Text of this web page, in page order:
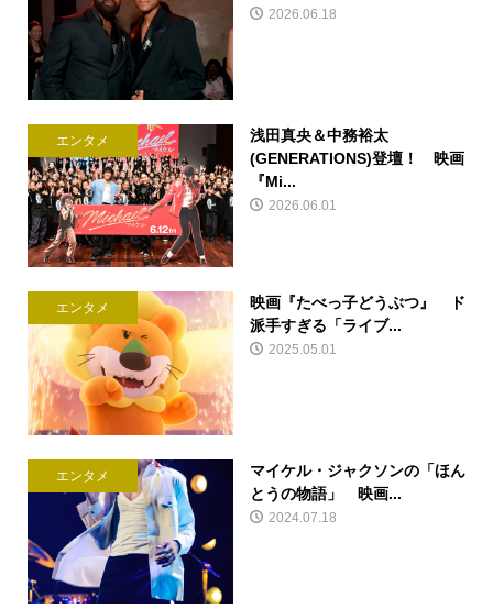
2026.06.18
エンタメ
浅田真央＆中務裕太
(GENERATIONS)登壇！ 映画
『Mi...
2026.06.01
エンタメ
映画『たべっ子どうぶつ』 ド
派手すぎる「ライブ...
2025.05.01
エンタメ
マイケル・ジャクソンの「ほん
とうの物語」 映画...
2024.07.18